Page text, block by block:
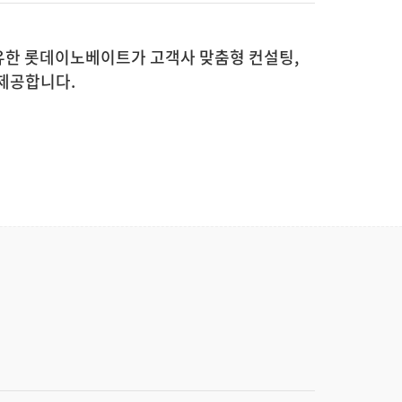
롯데이노베이트가 고객사 맞춤형 컨설팅,
공합니다.